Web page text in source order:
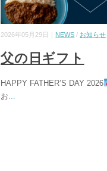
2026年05月29日｜ NEWS / お知らせ
父の日ギフト
HAPPY FATHER’S DAY 2026
お...